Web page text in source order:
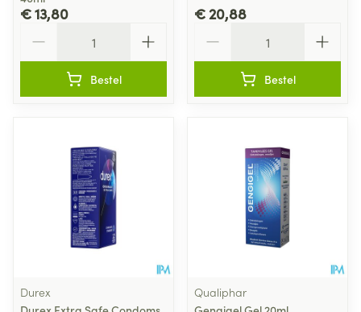
€ 13,80
Bestel
€ 20,88
Bestel
Durex
Qualiphar